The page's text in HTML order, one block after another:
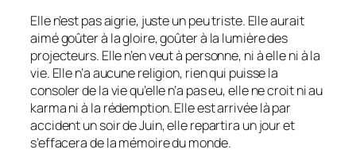
Elle n’est pas aigrie, juste un peu triste. Elle aurait
aimé goûter à la gloire, goûter à la lumière des
projecteurs. Elle n’en veut à personne, ni à elle ni à la
vie. Elle n’a aucune religion, rien qui puisse la
consoler de la vie qu’elle n’a pas eu, elle ne croit ni au
karma ni à la rédemption. Elle est arrivée là par
accident un soir de Juin, elle repartira un jour et
s’effacera de la mémoire du monde.